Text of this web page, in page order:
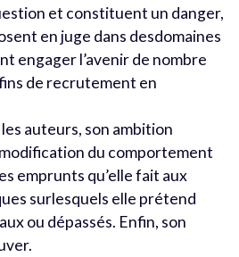
et constituent un danger,
en juge dans desdomaines
engager l’avenir de nombre
de recrutement en
auteurs, son ambition
du comportement
emprunts qu’elle fait aux
surlesquels elle prétend
ou dépassés. Enfin, son